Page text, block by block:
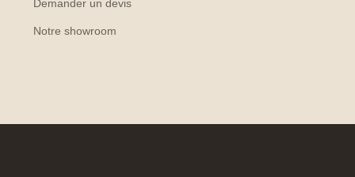
Demander un devis
Notre showroom